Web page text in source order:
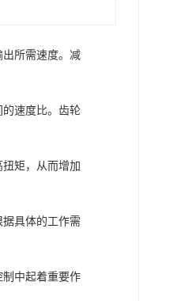
所需速度。减
速度比。齿轮
矩，从而增加
具体的工作需
中起着重要作